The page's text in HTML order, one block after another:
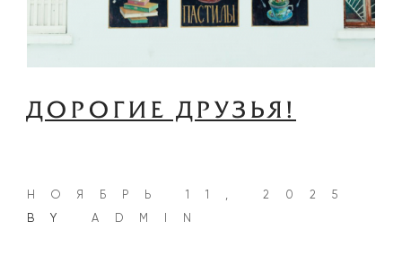
ДОРОГИЕ ДРУЗЬЯ!
НОЯБРЬ 11, 2025
BY ADMIN